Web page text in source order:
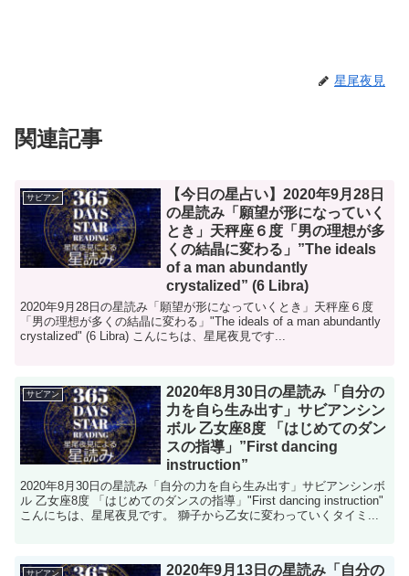
星尾夜見
関連記事
サビアン
【今日の星占い】2020年9月28日
の星読み「願望が形になっていく
とき」天秤座６度「男の理想が多
くの結晶に変わる」”The ideals
of a man abundantly
crystalized” (6 Libra)
2020年9月28日の星読み「願望が形になっていくとき」天秤座６度
「男の理想が多くの結晶に変わる」"The ideals of a man abundantly
crystalized" (6 Libra) こんにちは、星尾夜見です...
サビアン
2020年8月30日の星読み「自分の
力を自ら生み出す」サビアンシン
ボル 乙女座8度 「はじめてのダン
スの指導」”First dancing
instruction”
2020年8月30日の星読み「自分の力を自ら生み出す」サビアンシンボ
ル 乙女座8度 「はじめてのダンスの指導」"First dancing instruction"
こんにちは、星尾夜見です。 獅子から乙女に変わっていくタイミ...
サビアン
2020年9月13日の星読み「自分の